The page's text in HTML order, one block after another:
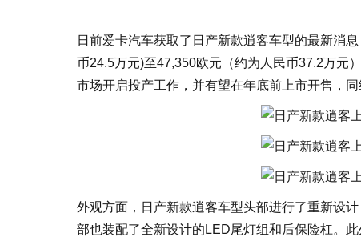
日前爱卡汽车获取了日产新款逍客车型的最新消
币24.5万元)至47,350欧元（约为人民币37.2万元
市场开启投产工作，并有望在年底前上市开售，
外观方面，日产新款逍客车型头部进行了重新设
部也装配了全新设计的LED尾灯组和后保险杠。